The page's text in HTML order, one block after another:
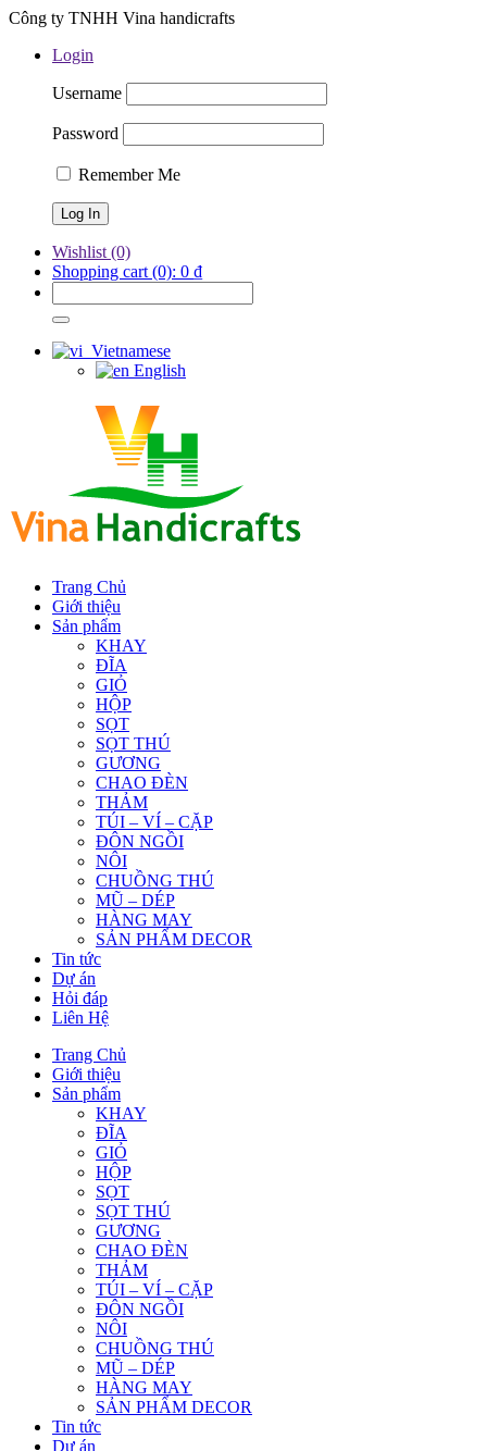
Công ty TNHH Vina handicrafts
Login
Username
Password
Remember Me
Wishlist (0)
Shopping cart (0): 0 ₫
Vietnamese
English
Trang Chủ
Giới thiệu
Sản phẩm
KHAY
ĐĨA
GIỎ
HỘP
SỌT
SỌT THÚ
GƯƠNG
CHAO ĐÈN
THẢM
TÚI – VÍ – CẶP
ĐÔN NGỒI
NÔI
CHUỒNG THÚ
MŨ – DÉP
HÀNG MAY
SẢN PHẨM DECOR
Tin tức
Dự án
Hỏi đáp
Liên Hệ
Trang Chủ
Giới thiệu
Sản phẩm
KHAY
ĐĨA
GIỎ
HỘP
SỌT
SỌT THÚ
GƯƠNG
CHAO ĐÈN
THẢM
TÚI – VÍ – CẶP
ĐÔN NGỒI
NÔI
CHUỒNG THÚ
MŨ – DÉP
HÀNG MAY
SẢN PHẨM DECOR
Tin tức
Dự án